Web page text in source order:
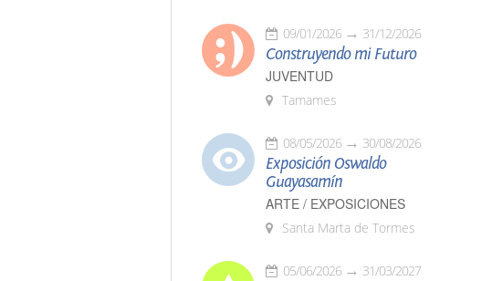
09/01/2026 31/12/2026
Construyendo mi Futuro
JUVENTUD
Tamames
08/05/2026 30/08/2026
Exposición Oswaldo
Guayasamín
ARTE / EXPOSICIONES
Santa Marta de Tormes
05/06/2026 31/03/2027